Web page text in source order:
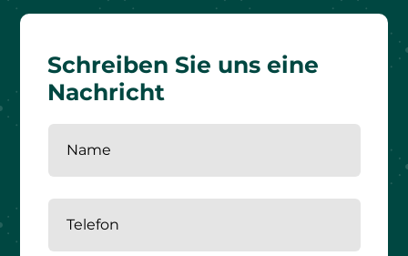
Schreiben Sie uns eine
Nachricht